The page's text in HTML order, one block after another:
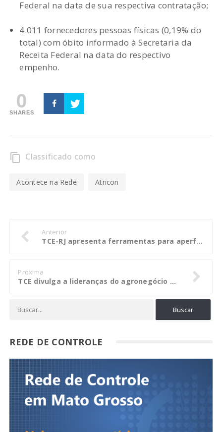
Federal na data de sua respectiva contratação;
4.011 fornecedores pessoas físicas (0,19% do
total) com óbito informado à Secretaria da
Receita Federal na data do respectivo
empenho.
0
SHARES
content_copy Classificado como
Acontece na Rede Atricon
Anterior
TCE-RJ apresenta ferramentas para aperfeiçoamento do controle interno
Próxima
TCE divulga a lideranças do agronegócio balanço da fiscalização em 2016
REDE DE CONTROLE